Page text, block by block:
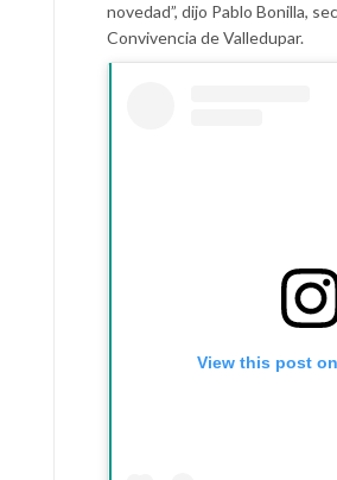
novedad”, dijo Pablo Bonilla,
Convivencia de Valledupar.
View this post